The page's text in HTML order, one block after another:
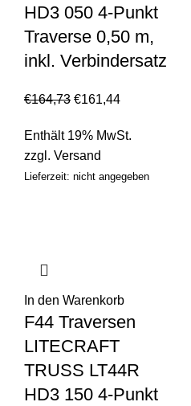
HD3 050 4-Punkt
Traverse 0,50 m,
inkl. Verbindersatz
€164,73 €161,44
Enthält 19% MwSt.
zzgl. Versand
Lieferzeit: nicht angegeben
In den Warenkorb
F44 Traversen
LITECRAFT
TRUSS LT44R
HD3 150 4-Punkt